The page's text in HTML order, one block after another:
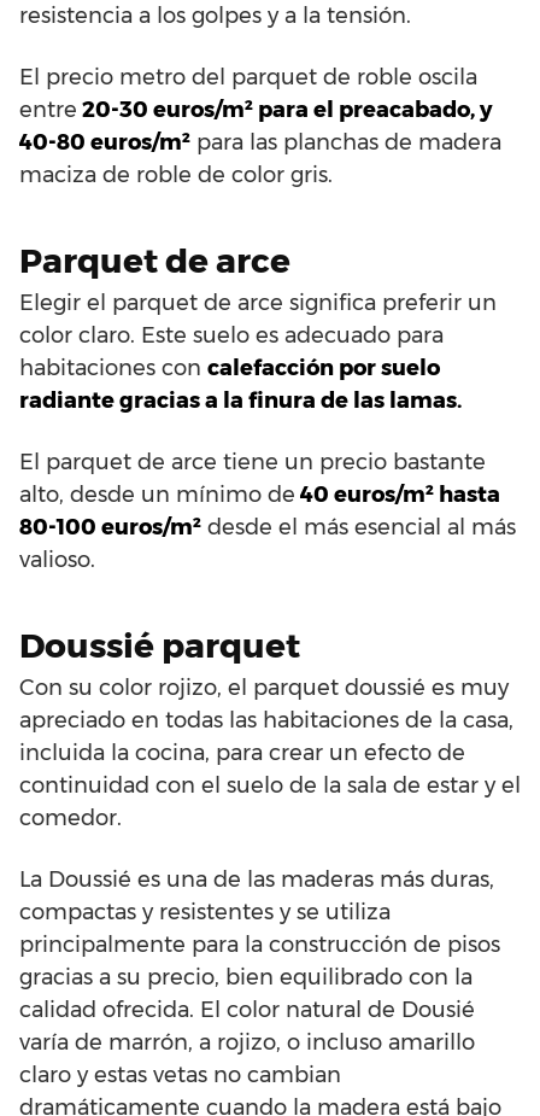
resistencia a los golpes y a la tensión.
El precio metro del parquet de roble oscila
entre 20-30 euros/m² para el preacabado, y
40-80 euros/m² para las planchas de madera
maciza de roble de color gris.
Parquet de arce
Elegir el parquet de arce significa preferir un
color claro. Este suelo es adecuado para
habitaciones con calefacción por suelo
radiante gracias a la finura de las lamas.
El parquet de arce tiene un precio bastante
alto, desde un mínimo de 40 euros/m² hasta
80-100 euros/m² desde el más esencial al más
valioso.
Doussié parquet
Con su color rojizo, el parquet doussié es muy
apreciado en todas las habitaciones de la casa,
incluida la cocina, para crear un efecto de
continuidad con el suelo de la sala de estar y el
comedor.
La Doussié es una de las maderas más duras,
compactas y resistentes y se utiliza
principalmente para la construcción de pisos
gracias a su precio, bien equilibrado con la
calidad ofrecida. El color natural de Dousié
varía de marrón, a rojizo, o incluso amarillo
claro y estas vetas no cambian
dramáticamente cuando la madera está bajo